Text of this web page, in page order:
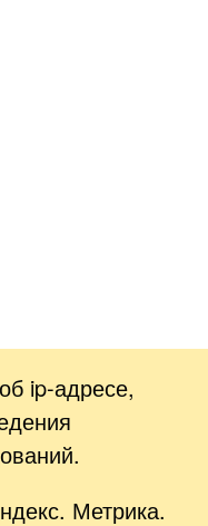
ip-адресе,
Метрика.